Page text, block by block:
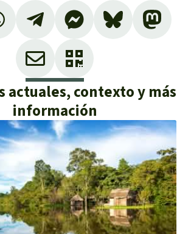
actuales, contexto y más
información